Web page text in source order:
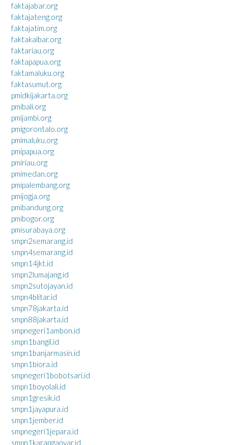
faktajabar.org
faktajateng.org
faktajatim.org
faktakalbar.org
faktariau.org
faktapapua.org
faktamaluku.org
faktasumut.org
pmidkijakarta.org
pmibali.org
pmijambi.org
pmigorontalo.org
pmimaluku.org
pmipapua.org
pmiriau.org
pmimedan.org
pmipalembang.org
pmijogja.org
pmibandung.org
pmibogor.org
pmisurabaya.org
smpn2semarang.id
smpn4semarang.id
smpn14jkt.id
smpn2lumajang.id
smpn2sutojayan.id
smpn4blitar.id
smpn78jakarta.id
smpn88jakarta.id
smpnegeri1ambon.id
smpn1bangil.id
smpn1banjarmasin.id
smpn1biora.id
smpnegeri1bobotsari.id
smpn1boyolali.id
smpn1gresik.id
smpn1jayapura.id
smpn1jember.id
smpnegeri1jepara.id
smpn1karanganyar.id